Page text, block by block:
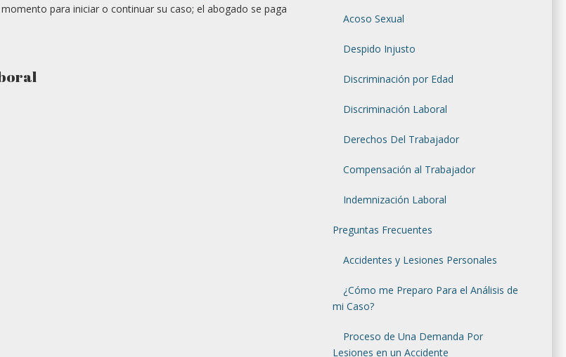
para iniciar o continuar su caso; el abogado se paga
Acoso Sexual
Despido Injusto
Discriminación por Edad
Discriminación Laboral
Derechos Del Trabajador
Compensación al Trabajador
Indemnización Laboral
Preguntas Frecuentes
Accidentes y Lesiones Personales
¿Cómo me Preparo Para el Análisis de
mi Caso?
Proceso de Una Demanda Por
Lesiones en un Accidente